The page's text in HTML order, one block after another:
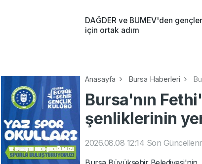
DAĞDER ve BUMEV'den
için ortak adım
Anasayfa Bursa Haberleri
Bursa'nın
şenliklerinin
2026.08.08 12:14 Son